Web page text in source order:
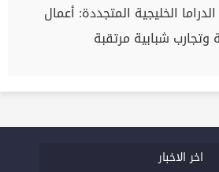
الخليجية المتجددة: أعمال
شبابية مرتقبة
اخر الاخبار